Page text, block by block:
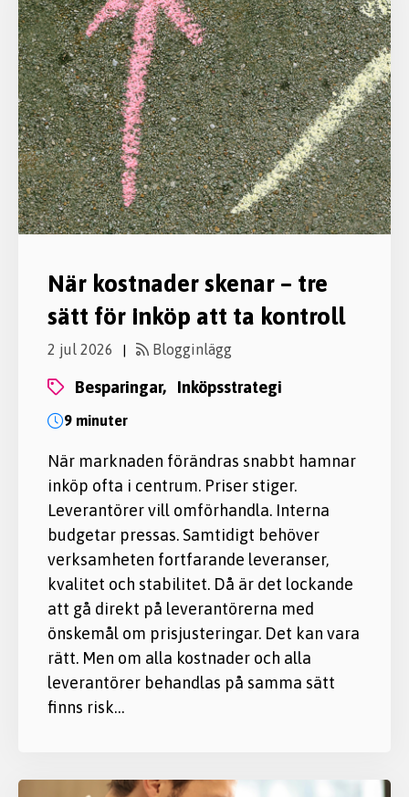
När kostnader skenar – tre
sätt för inköp att ta kontroll
2 jul 2026 | Blogginlägg
besparingar, inköpsstrategi
9 minuter
När marknaden förändras snabbt hamnar
inköp ofta i centrum. Priser stiger.
Leverantörer vill omförhandla. Interna
budgetar pressas. Samtidigt behöver
verksamheten fortfarande leveranser,
kvalitet och stabilitet. Då är det lockande
att gå direkt på leverantörerna med
önskemål om prisjusteringar. Det kan vara
rätt. Men om alla kostnader och alla
leverantörer behandlas på samma sätt
finns risk…